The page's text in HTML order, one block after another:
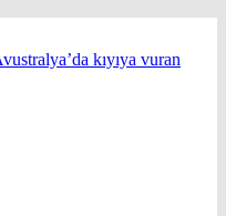
kıyıya vuran